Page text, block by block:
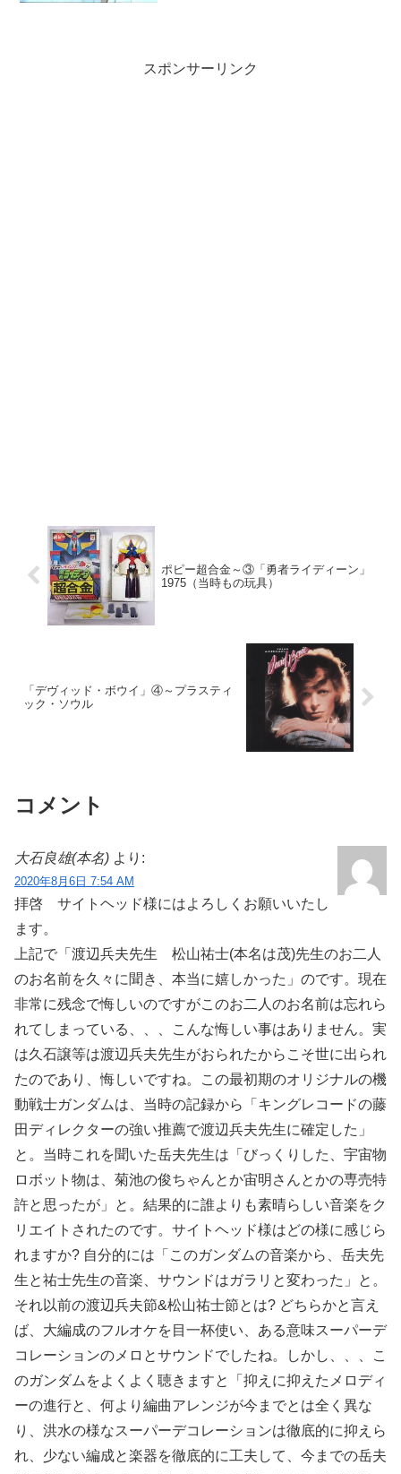
スポンサーリンク
ポピー超合金～③「勇者ライディーン」
1975（当時もの玩具）
「デヴィッド・ボウイ」④～プラスティ
ック・ソウル
コメント
大石良雄(本名) より:
2020年8月6日 7:54 AM
拝啓 サイトヘッド様にはよろしくお願いいたし
ます。
上記で「渡辺兵夫先生 松山祐士(本名は茂)先生のお二人
のお名前を久々に聞き、本当に嬉しかった」のです。現在
非常に残念で悔しいのですがこのお二人のお名前は忘れら
れてしまっている、、、こんな悔しい事はありません。実
は久石譲等は渡辺兵夫先生がおられたからこそ世に出られ
たのであり、悔しいですね。この最初期のオリジナルの機
動戦士ガンダムは、当時の記録から「キングレコードの藤
田ディレクターの強い推薦で渡辺兵夫先生に確定した」
と。当時これを聞いた岳夫先生は「びっくりした、宇宙物
ロボット物は、菊池の俊ちゃんとか宙明さんとかの専売特
許と思ったが」と。結果的に誰よりも素晴らしい音楽をク
リエイトされたのです。サイトヘッド様はどの様に感じら
れますか? 自分的には「このガンダムの音楽から、岳夫先
生と祐士先生の音楽、サウンドはガラリと変わった」と。
それ以前の渡辺兵夫節&松山祐士節とは? どちらかと言え
ば、大編成のフルオケを目一杯使い、ある意味スーパーデ
コレーションのメロとサウンドでしたね。しかし、、、こ
のガンダムをよくよく聴きますと「抑えに抑えたメロディ
ーの進行と、何より編曲アレンジが今までとは全く異な
り、洪水の様なスーパーデコレーションは徹底的に抑えら
れ、少ない編成と楽器を徹底的に工夫して、今までの岳夫